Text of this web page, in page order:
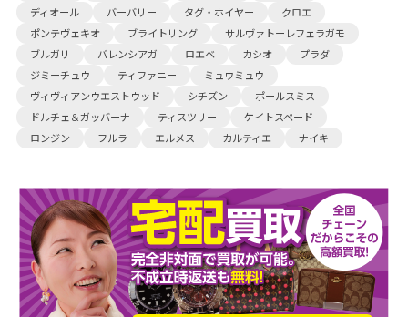
ディオール
バーバリー タグ・ホイヤー
クロエ
ポンテヴェキオ
ブライトリング
サルヴァトーレフェラガモ
ブルガリ
バレンシアガ ロエベ カシオ
プラダ
ジミーチュウ
ティファニー
ミュウミュウ
ヴィヴィアンウエストウッド
シチズン
ポールスミス
ドルチェ＆ガッバーナ
ティスツリー
ケイトスペード
ロンジン
フルラ エルメス カルティエ ナイキ